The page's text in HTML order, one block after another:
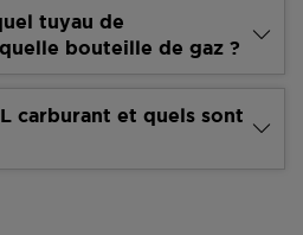
tuyau de
bouteille de gaz ?
carburant et quels sont